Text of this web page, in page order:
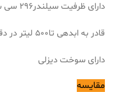
دارای ظرفیت سیلندر296 سی سی
قادر به ابدهی تا500 لیتر در دقیقه
دارای سوخت دیزلی
مقایسه